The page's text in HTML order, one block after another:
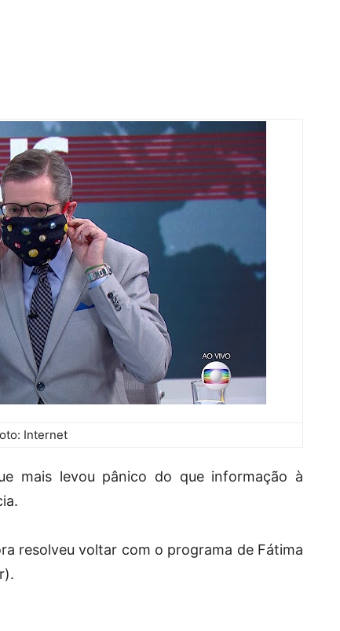
Internet
mais levou pânico do que informação à
resolveu voltar com o programa de Fátima